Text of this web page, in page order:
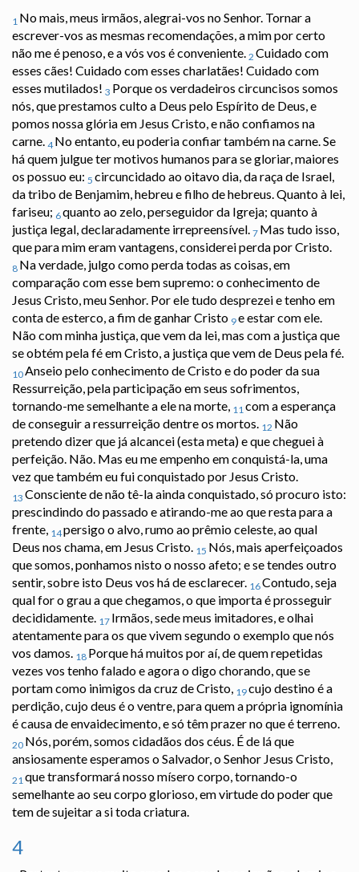
1 No mais, meus irmãos, alegrai-vos no Senhor. Tornar a
escrever-vos as mesmas recomendações, a mim por certo
não me é penoso, e a vós vos é conveniente. 2 Cuidado com
esses cães! Cuidado com esses charlatães! Cuidado com
esses mutilados! 3 Porque os verdadeiros circuncisos somos
nós, que prestamos culto a Deus pelo Espírito de Deus, e
pomos nossa glória em Jesus Cristo, e não confiamos na
carne. 4 No entanto, eu poderia confiar também na carne. Se
há quem julgue ter motivos humanos para se gloriar, maiores
os possuo eu: 5 circuncidado ao oitavo dia, da raça de Israel,
da tribo de Benjamim, hebreu e filho de hebreus. Quanto à lei,
fariseu; 6quanto ao zelo, perseguidor da Igreja; quanto à
justiça legal, declaradamente irrepreensível. 7 Mas tudo isso,
que para mim eram vantagens, considerei perda por Cristo.
8 Na verdade, julgo como perda todas as coisas, em
comparação com esse bem supremo: o conhecimento de
Jesus Cristo, meu Senhor. Por ele tudo desprezei e tenho em
conta de esterco, a fim de ganhar Cristo 9e estar com ele.
Não com minha justiça, que vem da lei, mas com a justiça que
se obtém pela fé em Cristo, a justiça que vem de Deus pela fé.
10Anseio pelo conhecimento de Cristo e do poder da sua
Ressurreição, pela participação em seus sofrimentos,
tornando-me semelhante a ele na morte, 11com a esperança
de conseguir a ressurreição dentre os mortos. 12 Não
pretendo dizer que já alcancei (esta meta) e que cheguei à
perfeição. Não. Mas eu me empenho em conquistá-la, uma
vez que também eu fui conquistado por Jesus Cristo.
13 Consciente de não tê-la ainda conquistado, só procuro isto:
prescindindo do passado e atirando-me ao que resta para a
frente, 14persigo o alvo, rumo ao prêmio celeste, ao qual
Deus nos chama, em Jesus Cristo. 15 Nós, mais aperfeiçoados
que somos, ponhamos nisto o nosso afeto; e se tendes outro
sentir, sobre isto Deus vos há de esclarecer. 16Contudo, seja
qual for o grau a que chegamos, o que importa é prosseguir
decididamente. 17 Irmãos, sede meus imitadores, e olhai
atentamente para os que vivem segundo o exemplo que nós
vos damos. 18 Porque há muitos por aí, de quem repetidas
vezes vos tenho falado e agora o digo chorando, que se
portam como inimigos da cruz de Cristo, 19cujo destino é a
perdição, cujo deus é o ventre, para quem a própria ignomínia
é causa de envaidecimento, e só têm prazer no que é terreno.
20 Nós, porém, somos cidadãos dos céus. É de lá que
ansiosamente esperamos o Salvador, o Senhor Jesus Cristo,
21que transformará nosso mísero corpo, tornando-o
semelhante ao seu corpo glorioso, em virtude do poder que
tem de sujeitar a si toda criatura.
4